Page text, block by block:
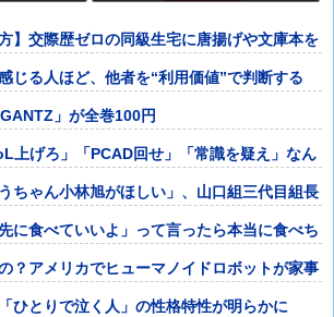
止まらず
】交際歴ゼロの同級生宅に唐揚げや文庫本を
じる人ほど、他者を“利用価値”で判断する
」が全巻100円
上げろ」「PCAD回せ」「常識を疑え」なん
ちゃん小林旭がほしい」、山口組三代目組長
に食べていいよ」って言ったら本当に食べち
？アメリカでヒューマノイドロボットが家事
ひとりで泣く人」の性格特性が明らかに